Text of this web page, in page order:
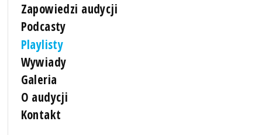
Zapowiedzi audycji
Podcasty
Playlisty
Wywiady
Galeria
O audycji
Kontakt